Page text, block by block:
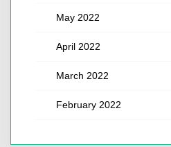
May 2022
April 2022
March 2022
February 2022